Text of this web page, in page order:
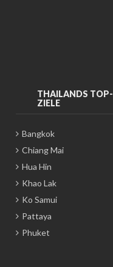
THAILANDS TOP-
ZIELE
Bangkok
Chiang Mai
Hua Hin
Khao Lak
Ko Samui
Pattaya
Phuket